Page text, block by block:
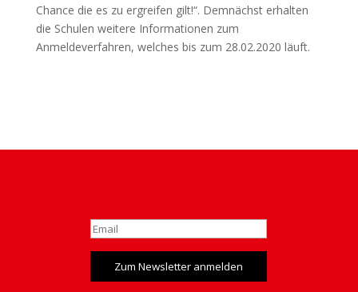
Chance die es zu ergreifen gilt!“. Demnächst erhalten
die Schulen weitere Informationen zum
Anmeldeverfahren, welches bis zum 28.02.2020 läuft.
Zum Newsletter anmelden